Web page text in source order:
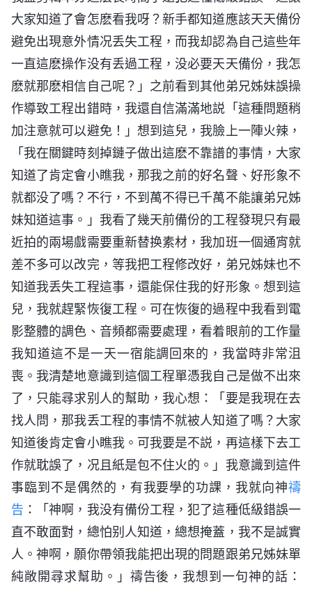
大家知道了會怎麽看我呀？新手都知道應該天天備份
避免出現意外情况丢失工程，而我却認為自己這些年
一直這麽操作没有丢過工程，没必要天天備份，我怎
麽就那麽相信自己呢？」之前看到其他弟兄姊妹誤操
作導致工程出錯時，我還自信滿滿地説「這種問題稍
加注意就可以避免！」想到這兒，我臉上一陣火辣，
「我在關鍵時刻掉鏈子做出這麽不靠譜的事情，大家
知道了肯定會小瞧我，那我之前的好名聲、好形象不
就都没了嗎？不行，不到萬不得已千萬不能讓弟兄姊
妹知道這事。」我看了幾天前備份的工程發現只有最
近拍的兩場戲需要重新替换素材，我加班一個通宵就
差不多可以改完，等我把工程修改好，弟兄姊妹也不
知道我丢失工程這事，還能保住我的好形象。想到這
兒，我就趕緊恢復工程。可在恢復的過程中我看到電
影整體的調色、音頻都需要處理，看着眼前的工作量
我知道這不是一天一宿能調回來的，我當時非常沮
喪。我清楚地意識到這個工程單憑我自己是做不出來
了，只能尋求别人的幫助，我心想：「要是我現在去
找人問，那我丢工程的事情不就被人知道了嗎？大家
知道後肯定會小瞧我。可我要是不説，再這樣下去工
作就耽誤了，况且紙是包不住火的。」我意識到這件
事臨到不是偶然的，有我要學的功課，我就向神禱
告 ：「神啊，我没有備份工程，犯了這種低級錯誤一
直不敢面對，總怕别人知道，總想掩蓋，我不是誠實
人。神啊，願你帶領我能把出現的問題跟弟兄姊妹單
純敞開尋求幫助。」禱告後，我想到一句神的話：